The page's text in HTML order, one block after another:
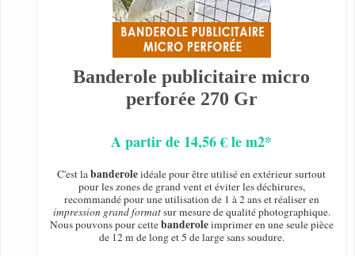
Banderole publicitaire micro
perforée 270 Gr
A partir de 14,56 € le m2*
C'est labanderoleidéale pour être utilisé en extérieur surtout
pour les zones de grand vent et éviter les déchirures,
recommandé pour une utilisation de 1 à 2 ans et réaliser en
impression grand formatsur mesure de qualité photographique.
Nous pouvons pour cettebanderoleimprimer en une seule pièce
de 12 m de long et 5 de large sans soudure.